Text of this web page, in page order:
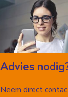
Advies
Neem direct